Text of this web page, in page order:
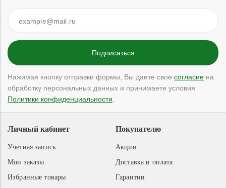
Нажимая кнопку отправки формы, Вы даете свое согласие на
обработку персональных данных и принимаете условия
Политики конфиденциальности
Покупателю
Акции
Доставка и оплата
Гарантии
Личный кабинет
Учетная запись
Мои заказы
Избранные товары